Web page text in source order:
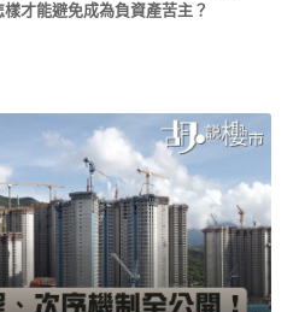
才能避免成為負資產苦主？